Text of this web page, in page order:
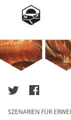
Image
SZENARIEN FÜR